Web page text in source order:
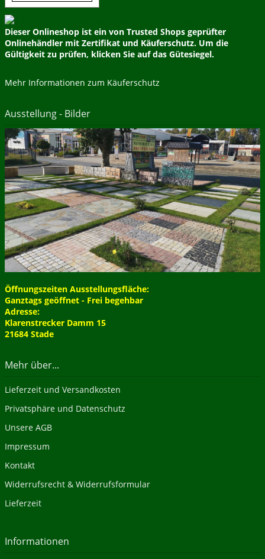
Dieser Onlineshop ist ein von Trusted Shops geprüfter
Onlinehändler mit Zertifikat und Käuferschutz. Um die
Gültigkeit zu prüfen, klicken Sie auf das Gütesiegel.
Mehr Informationen zum Käuferschutz
Ausstellung - Bilder
Öffnungszeiten Ausstellungsfläche:
Ganztags geöffnet - Frei begehbar
Adresse:
Klarenstrecker Damm 15
21684 Stade
Mehr über...
Lieferzeit und Versandkosten
Privatsphäre und Datenschutz
Unsere AGB
Impressum
Kontakt
Widerrufsrecht & Widerrufsformular
Lieferzeit
Informationen